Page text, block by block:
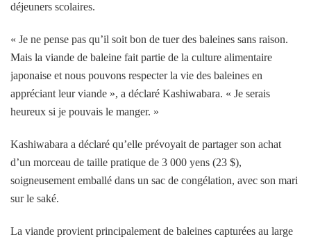
déjeuners scolaires.
« Je ne pense pas qu’il soit bon de tuer des baleines sans raison.
Mais la viande de baleine fait partie de la culture alimentaire
japonaise et nous pouvons respecter la vie des baleines en
appréciant leur viande », a déclaré Kashiwabara. « Je serais
heureux si je pouvais le manger. »
Kashiwabara a déclaré qu’elle prévoyait de partager son achat
d’un morceau de taille pratique de 3 000 yens (23 $),
soigneusement emballé dans un sac de congélation, avec son mari
sur le saké.
La viande provient principalement de baleines capturées au large